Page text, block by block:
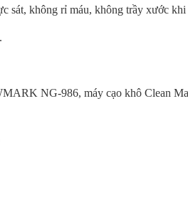
sát, không rỉ máu, không trầy xước khi
NG-986, máy cạo khô Clean